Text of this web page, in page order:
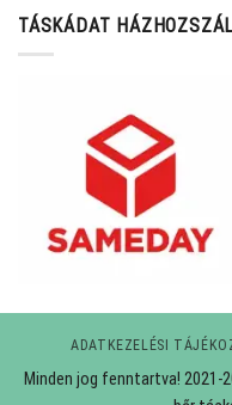
TÁSKÁDAT
ADATKEZELÉSI
Minden jog fenntartva! 2021-